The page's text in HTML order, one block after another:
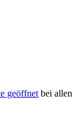
geöffnet bei allen